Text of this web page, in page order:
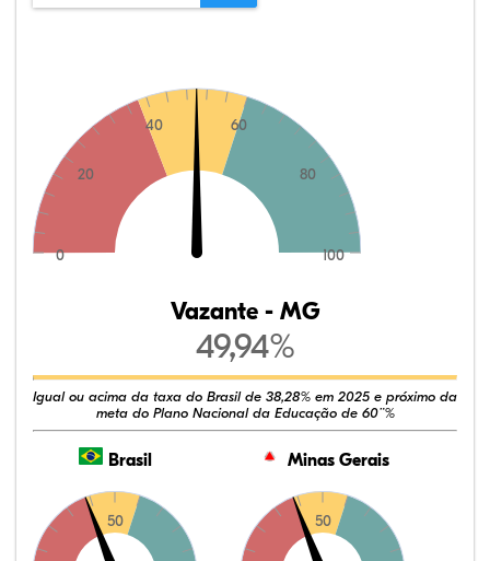
0
20
40 60
80
100
Vazante - MG
49,94%
Igual ou acima da taxa do Brasil de 38,28% em 2025 e próximo da
meta do Plano Nacional da Educação de 60¨%
Brasil
50
Minas Gerais
50